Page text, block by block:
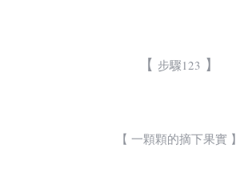
【 步驟123 】
【 一顆顆的摘下果實 】